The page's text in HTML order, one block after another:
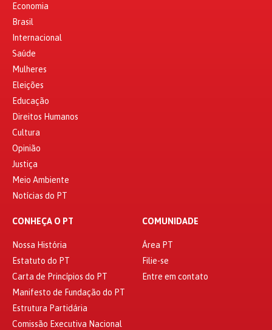
Economia
Brasil
Internacional
Saúde
Mulheres
Eleições
Educação
Direitos Humanos
Cultura
Opinião
Justiça
Meio Ambiente
Notícias do PT
CONHEÇA O PT
Nossa História
Estatuto do PT
Carta de Princípios do PT
Manifesto de Fundação do PT
Estrutura Partidária
Comissão Executiva Nacional
COMUNIDADE
Área PT
Filie-se
Entre em contato